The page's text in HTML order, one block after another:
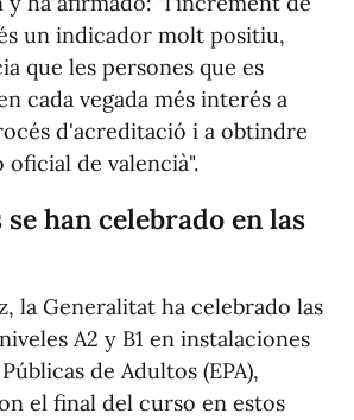
un indicador molt positiu,
que les persones que es
cada vegada més interés a
d'acreditació i a obtindre
de valencià".
se han celebrado en las
la Generalitat ha celebrado las
A2 y B1 en instalaciones
de Adultos (EPA),
el final del curso en estos